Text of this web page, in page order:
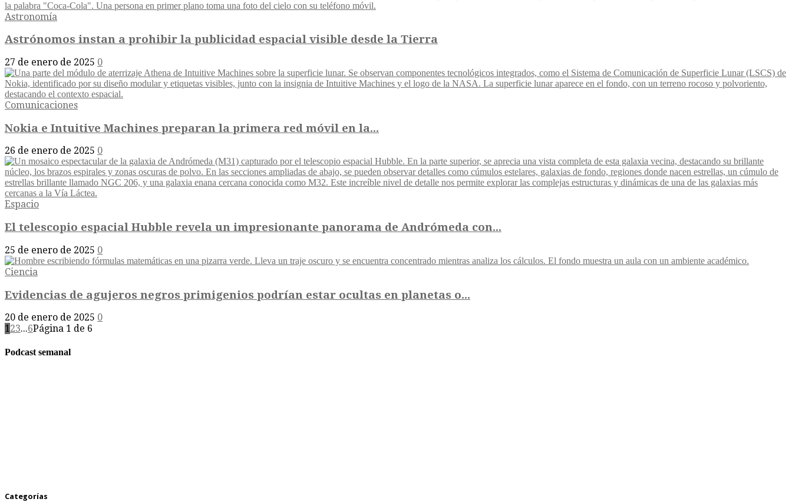
Astronomía
Astrónomos instan a prohibir la publicidad espacial visible desde la Tierra
27 de enero de 2025 0
Comunicaciones
Nokia e Intuitive Machines preparan la primera red móvil en la...
26 de enero de 2025 0
Espacio
El telescopio espacial Hubble revela un impresionante panorama de Andrómeda con...
25 de enero de 2025 0
Ciencia
Evidencias de agujeros negros primigenios podrían estar ocultas en planetas o...
20 de enero de 2025 0
123...6Página 1 de 6
Podcast semanal
Categorías